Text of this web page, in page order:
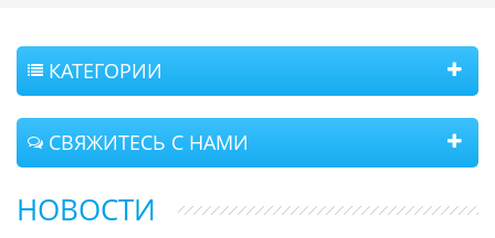
КАТЕГОРИИ
СВЯЖИТЕСЬ С НАМИ
НОВОСТИ